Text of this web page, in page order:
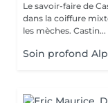
Le savoir-faire de
dans la coiffure
les mèches. Castin...
Soin profond